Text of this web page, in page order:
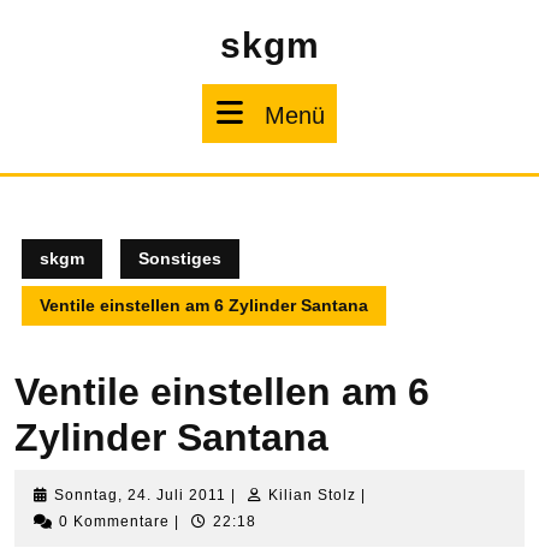
skgm
Menü
skgm Sonstiges
Ventile einstellen am 6 Zylinder Santana
Ventile einstellen am 6
Zylinder Santana
Sonntag, 24. Juli 2011 Sonntag,
24.
Kilian Stolz Kilian
0 Kommentare
22:18